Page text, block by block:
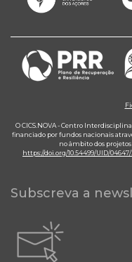
O CICS.NOVA - Centro
financiado por fundos nacionais
no âmbito dos projetos
https://doi.org/10.54499/UID/
Subscreva a